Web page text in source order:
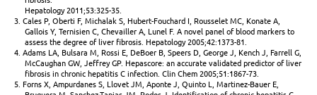
Hepatology 2011;53:325-35.
3. Cales P, Oberti F, Michalak S, Hubert-Fouchard I, Rousselet MC, Konate A,
Gallois Y, Ternisien C, Chevailler A, Lunel F. A novel panel of blood markers to
assess the degree of liver fibrosis. Hepatology 2005;42:1373-81.
4. Adams LA, Bulsara M, Rossi E, DeBoer B, Speers D, George J, Kench J, Farrell G,
McCaughan GW, Jeffrey GP. Hepascore: an accurate validated predictor of liver
fibrosis in chronic hepatitis C infection. Clin Chem 2005;51:1867-73.
5. Forns X, Ampurdanes S, Llovet JM, Aponte J, Quinto L, Martinez-Bauer E,